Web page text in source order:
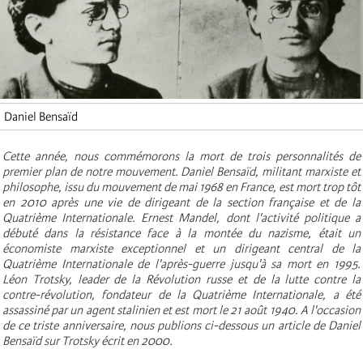
Daniel Bensaïd
Cette année, nous commémorons la mort de trois personnalités de
premier plan de notre mouvement. Daniel Bensaïd, militant marxiste et
philosophe, issu du mouvement de mai 1968 en France, est mort trop tôt
en 2010 après une vie de dirigeant de la section française et de la
Quatrième Internationale. Ernest Mandel, dont l'activité politique a
débuté dans la résistance face à la montée du nazisme, était un
économiste marxiste exceptionnel et un dirigeant central de la
Quatrième Internationale de l'après-guerre jusqu'à sa mort en 1995.
Léon Trotsky, leader de la Révolution russe et de la lutte contre la
contre-révolution, fondateur de la Quatrième Internationale, a été
assassiné par un agent stalinien et est mort le 21 août 1940. A l'occasion
de ce triste anniversaire, nous publions ci-dessous un article de Daniel
Bensaïd sur Trotsky écrit en 2000.